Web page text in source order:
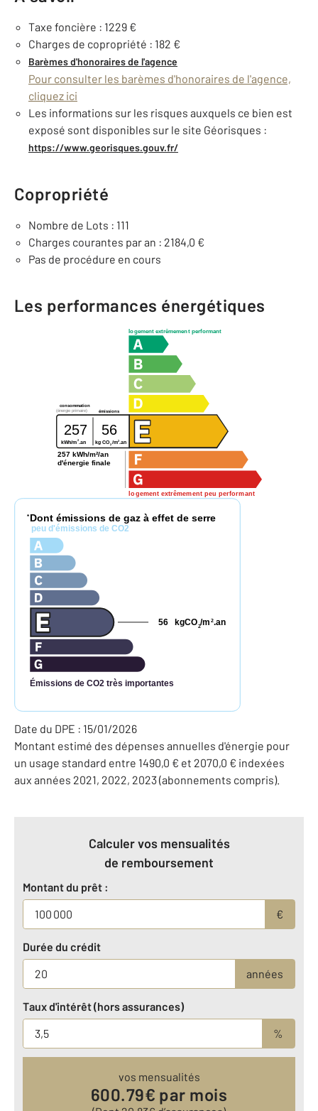
Taxe foncière : 1229 €
Charges de copropriété : 182 €
Barèmes d'honoraires de l'agence
Pour consulter les barèmes d'honoraires de l'agence,
cliquez ici
Les informations sur les risques auxquels ce bien est
exposé sont disponibles sur le site Géorisques :
https://www.georisques.gouv.fr/
Copropriété
Nombre de Lots : 111
Charges courantes par an : 2184,0 €
Pas de procédure en cours
Les performances énergétiques
logement extrêmement performant
logement extrêmement peu performant
consommation
émissions
(énergie primaire)
257 56
kWh/m2.an kg CO2/m2 .an
257 kWh/m²/an
d'énergie finale
* Dont émissions de gaz à effet de serre
peu d'émissions de CO2
Émissions de CO2 très importantes
kgCO2/m 2.an
56
Date du DPE : 15/01/2026
Montant estimé des dépenses annuelles d'énergie pour
un usage standard entre 1490,0 € et 2070,0 € indexées
aux années 2021, 2022, 2023 (abonnements compris).
Calculer vos mensualités
de remboursement
Montant du prêt :
€
Durée du crédit
années
Taux d'intérêt (hors assurances)
%
vos mensualités
600.79€ par mois